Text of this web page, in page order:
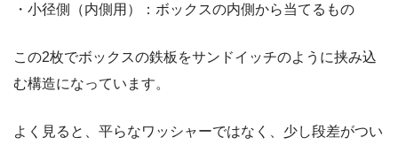
・小径側（内側用）：ボックスの内側から当てるもの
この2枚でボックスの鉄板をサンドイッチのように挟み込
む構造になっています。
よく見ると、平らなワッシャーではなく、少し段差がつい